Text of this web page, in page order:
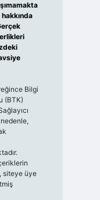
Bilgi
(BTK)
siteye üye